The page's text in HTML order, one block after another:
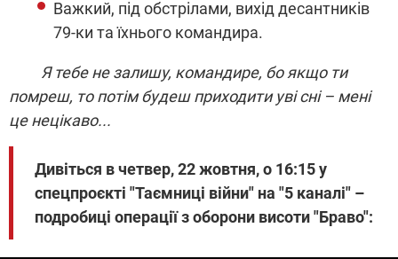
Важкий, під обстрілами, вихід десантників
79-ки та їхнього командира.
Я тебе не залишу, командире, бо якщо ти
помреш, то потім будеш приходити уві сні – мені
це нецікаво...
Дивіться в четвер, 22 жовтня, о 16:15 у
спецпроєкті "Таємниці війни" на "5 каналі" –
подробиці операції з оборони висоти "Браво":